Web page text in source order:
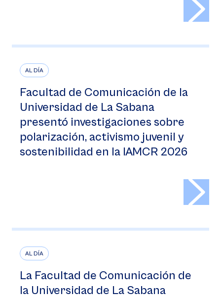
AL DÍA
Facultad de Comunicación de la
Universidad de La Sabana
presentó investigaciones sobre
polarización, activismo juvenil y
sostenibilidad en la IAMCR 2026
AL DÍA
La Facultad de Comunicación de
la Universidad de La Sabana